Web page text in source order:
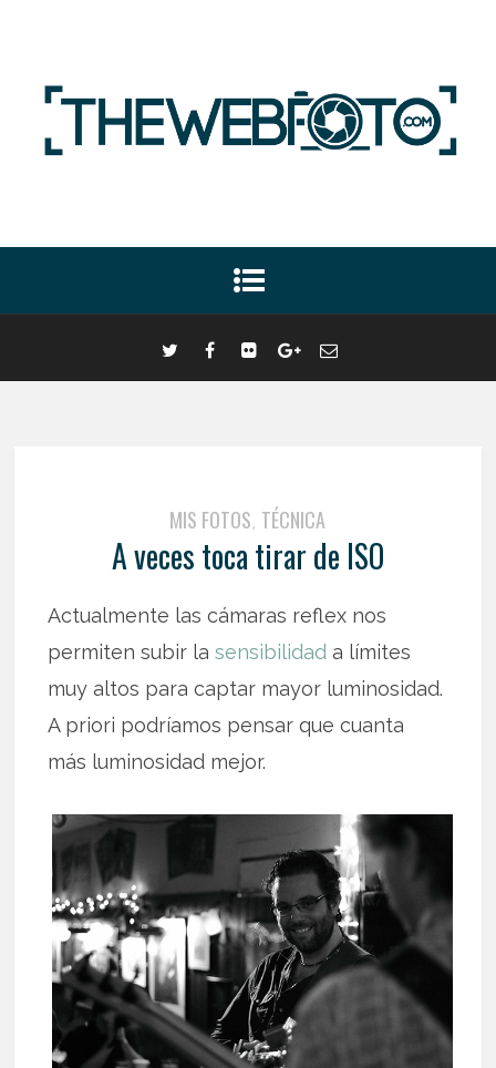
MIS FOTOS, TÉCNICA
A veces toca tirar de ISO
Actualmente las cámaras reflex nos
permiten subir lasensibilidad a límites
muy altos para captar mayor luminosidad.
A priori podríamos pensar que cuanta
más luminosidad mejor.